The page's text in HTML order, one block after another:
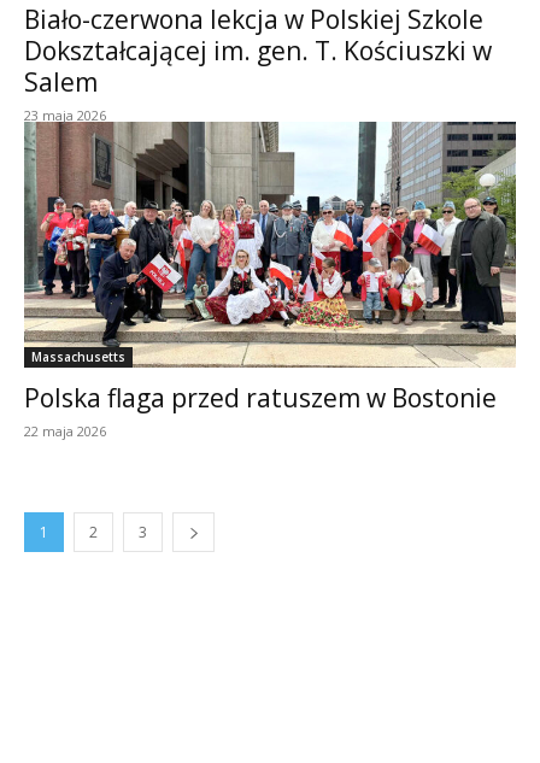
Biało-czerwona lekcja w Polskiej Szkole
Dokształcającej im. gen. T. Kościuszki w
Salem
23 maja 2026
Massachusetts
Polska flaga przed ratuszem w Bostonie
22 maja 2026
1 2 3